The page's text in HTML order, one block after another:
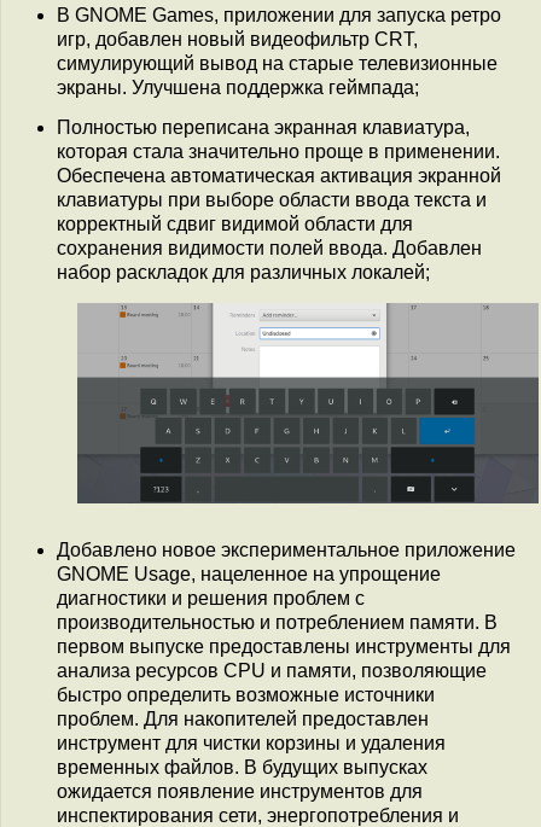
В GNOME Games, приложении для запуска ретро
игр, добавлен новый видеофильтр CRT,
симулирующий вывод на старые телевизионные
экраны. Улучшена поддержка геймпада;
Полностью переписана экранная клавиатура,
которая стала значительно проще в применении.
Обеспечена автоматическая активация экранной
клавиатуры при выборе области ввода текста и
корректный сдвиг видимой области для
сохранения видимости полей ввода. Добавлен
набор раскладок для различных локалей;
Добавлено новое экспериментальное приложение
GNOME Usage, нацеленное на упрощение
диагностики и решения проблем с
производительностью и потреблением памяти. В
первом выпуске предоставлены инструменты для
анализа ресурсов CPU и памяти, позволяющие
быстро определить возможные источники
проблем. Для накопителей предоставлен
инструмент для чистки корзины и удаления
временных файлов. В будущих выпусках
ожидается появление инструментов для
инспектирования сети, энергопотребления и